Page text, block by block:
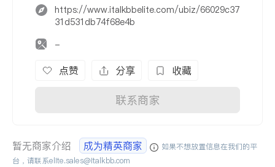
https://www.italkbbelite.com/ubiz/66029c37
31d531db74f68e4b
-
点赞 分享 收藏
联系商家
暂无商家介绍 成为精英商家
如果不想放置信息在我们的平
台，请联系elite.sales@italkbb.com